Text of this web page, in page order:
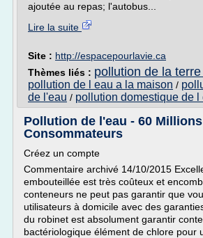
ajoutée au repas; l'autobus...
Lire la suite
Site : http://espacepourlavie.ca
Thèmes liés : pollution de la
pollution de l eau a la maison /
de l'eau / pollution domestique de l
Pollution de l'eau - 60
Consommateurs
Créez un compte
Commentaire archivé 14/10/2015
embouteillée est très coûteux et
conteneurs ne peut pas garantir que
utilisateurs à domicile avec des
du robinet est absolument garantir
bactériologique élément de chlore pour